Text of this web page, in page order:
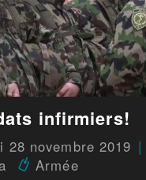
infirmiers!
28 novembre 2019
Armée